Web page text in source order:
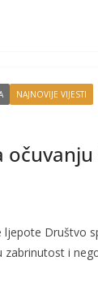
NAJNOVIJE VIJESTI
Društvo
zabrinutost i